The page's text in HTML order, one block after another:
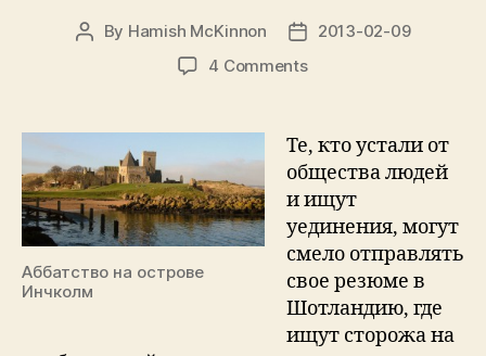
Post
By Hamish McKinnon
Post
date
2013-02-09
4 Commentson
работу
мечты
Аббатство на острове
Инчколм
Те, кто устали от
общества людей
и ищут
уединения, могут
смело отправлять
свое резюме в
Шотландию, где
ищут сторожа на